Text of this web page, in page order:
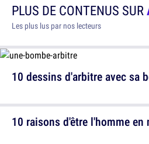
PLUS DE CONTENUS SUR
Les plus lus par nos lecteurs
10 dessins d'arbitre avec sa
10 raisons d'être l'homme en